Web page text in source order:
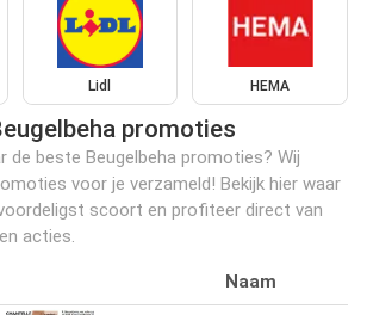
Lidl HEMA
promoties
de beste Beugelbeha promoties? Wij
voor je verzameld! Bekijk hier waar
scoort en profiteer direct van
acties.
Naam